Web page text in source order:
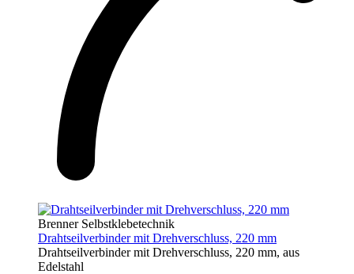
Brenner Selbstklebetechnik
Drahtseilverbinder mit Drehverschluss, 220 mm
Drahtseilverbinder mit Drehverschluss, 220 mm, aus
Edelstahl